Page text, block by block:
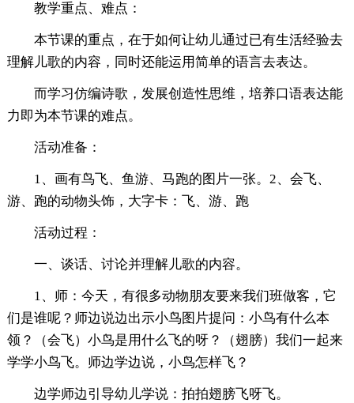
教学重点、难点：
本节课的重点，在于如何让幼儿通过已有生活经验去
理解儿歌的内容，同时还能运用简单的语言去表达。
而学习仿编诗歌，发展创造性思维，培养口语表达能
力即为本节课的难点。
活动准备：
1、画有鸟飞、鱼游、马跑的图片一张。2、会飞、
游、跑的动物头饰，大字卡：飞、游、跑
活动过程：
一、谈话、讨论并理解儿歌的内容。
1、师：今天，有很多动物朋友要来我们班做客，它
们是谁呢？师边说边出示小鸟图片提问：小鸟有什么本
领？（会飞）小鸟是用什么飞的呀？（翅膀）我们一起来
学学小鸟飞。师边学边说，小鸟怎样飞？
边学师边引导幼儿学说：拍拍翅膀飞呀飞。